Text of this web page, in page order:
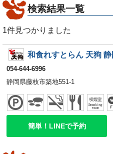
検索結果一覧
1件見つかりました
和食れすとらん 天狗
054-644-6996
静岡県藤枝市築地551-1
簡単！LINEで予約